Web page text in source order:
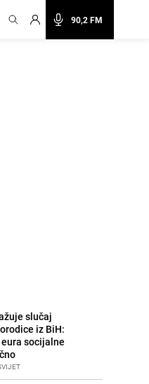
90,2 FM
slučaj
iz BiH:
socijalne